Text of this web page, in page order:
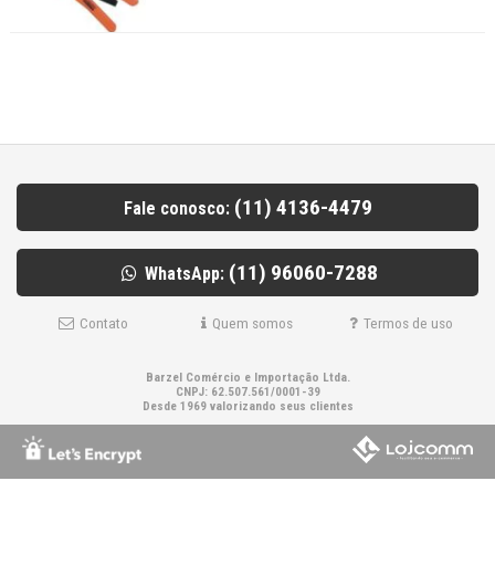
Fale conosco: (11) 4136-4479
WhatsApp: (11) 96060-7288
Contato Quem somos Termos de uso
Barzel Comércio e Importação Ltda.
CNPJ: 62.507.561/0001-39
Desde 1969 valorizando seus clientes